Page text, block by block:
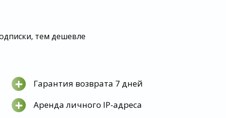
тем дешевле
+ Гарантия возврата 7 дней
+ Аренда личного IP-адреса